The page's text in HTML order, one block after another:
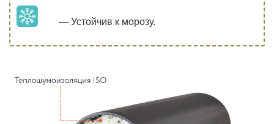
— Устойчив к морозу.